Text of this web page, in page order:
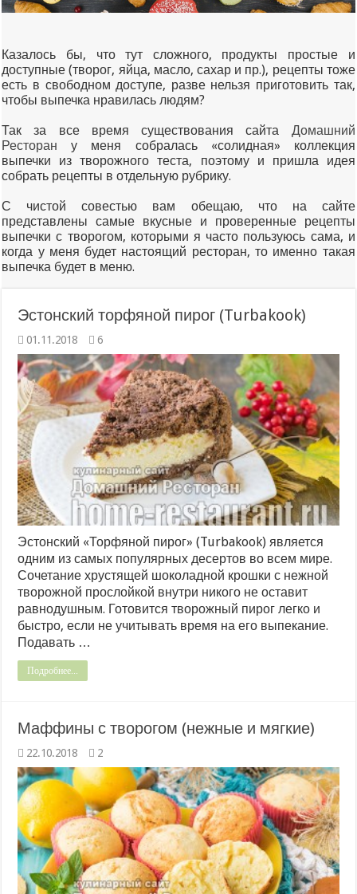
Казалось бы, что тут сложного, продукты простые и
доступные (творог, яйца, масло, сахар и пр.), рецепты тоже
есть в свободном доступе, разве нельзя приготовить так,
чтобы выпечка нравилась людям?
Так за все время существования сайта Домашний
Ресторан у меня собралась «солидная» коллекция
выпечки из творожного теста, поэтому и пришла идея
собрать рецепты в отдельную рубрику.
С чистой совестью вам обещаю, что на сайте
представлены самые вкусные и проверенные рецепты
выпечки с творогом, которыми я часто пользуюсь сама, и
когда у меня будет настоящий ресторан, то именно такая
выпечка будет в меню.
Эстонский торфяной пирог (Turbakook)
01.11.2018 6
Эстонский «Торфяной пирог» (Turbakook) является
одним из самых популярных десертов во всем мире.
Сочетание хрустящей шоколадной крошки с нежной
творожной прослойкой внутри никого не оставит
равнодушным. Готовится творожный пирог легко и
быстро, если не учитывать время на его выпекание.
Подавать …
Подробнее...
Маффины с творогом (нежные и мягкие)
22.10.2018 2